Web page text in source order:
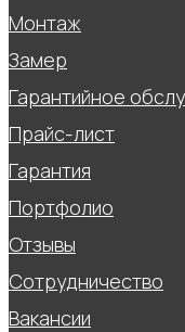
Монтаж
Замер
Гарантийное
Прайс-лист
Гарантия
Портфолио
Отзывы
Сотрудничество
Вакансии